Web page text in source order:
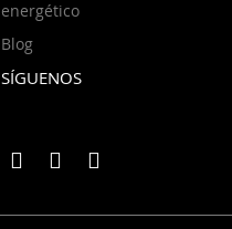
energético
Blog
SÍGUENOS